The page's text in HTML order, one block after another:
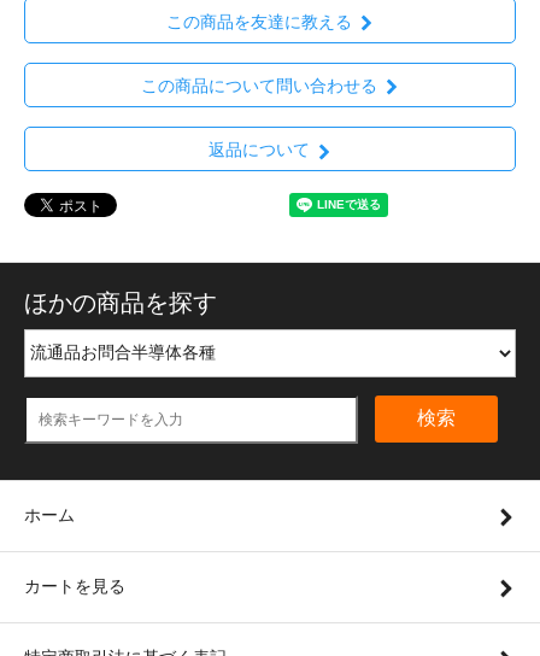
この商品を友達に教える
この商品について問い合わせる
返品について
ほかの商品を探す
検索
ホーム
カートを見る